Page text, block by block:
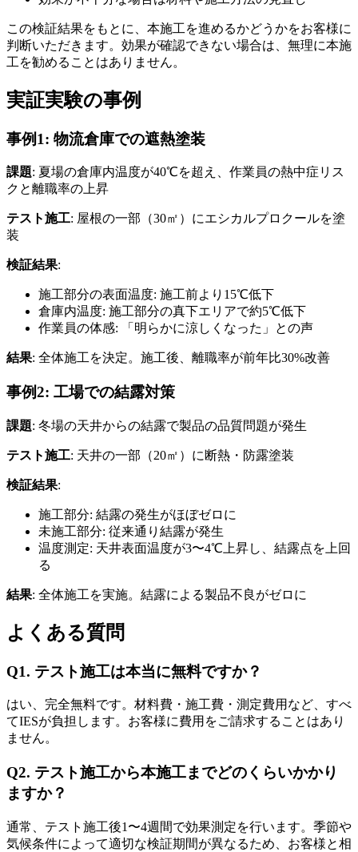
この検証結果をもとに、本施工を進めるかどうかをお客様に
判断いただきます。効果が確認できない場合は、無理に本施
工を勧めることはありません。
実証実験の事例
事例1: 物流倉庫での遮熱塗装
課題: 夏場の倉庫内温度が40℃を超え、作業員の熱中症リス
クと離職率の上昇
テスト施工: 屋根の一部（30㎡）にエシカルプロクールを塗
装
検証結果:
施工部分の表面温度: 施工前より15℃低下
倉庫内温度: 施工部分の真下エリアで約5℃低下
作業員の体感: 「明らかに涼しくなった」との声
結果: 全体施工を決定。施工後、離職率が前年比30%改善
事例2: 工場での結露対策
課題: 冬場の天井からの結露で製品の品質問題が発生
テスト施工: 天井の一部（20㎡）に断熱・防露塗装
検証結果:
施工部分: 結露の発生がほぼゼロに
未施工部分: 従来通り結露が発生
温度測定: 天井表面温度が3〜4℃上昇し、結露点を上回
る
結果: 全体施工を実施。結露による製品不良がゼロに
よくある質問
Q1. テスト施工は本当に無料ですか？
はい、完全無料です。材料費・施工費・測定費用など、すべ
てIESが負担します。お客様に費用をご請求することはあり
ません。
Q2. テスト施工から本施工までどのくらいかかり
ますか？
通常、テスト施工後1〜4週間で効果測定を行います。季節や
気候条件によって適切な検証期間が異なるため、お客様と相